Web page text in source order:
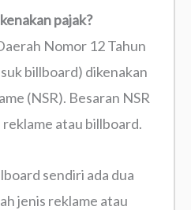
pajak?
Nomor 12 Tahun
billboard) dikenakan
(NSR). Besaran NSR
atau billboard.
sendiri ada dua
jenis reklame atau